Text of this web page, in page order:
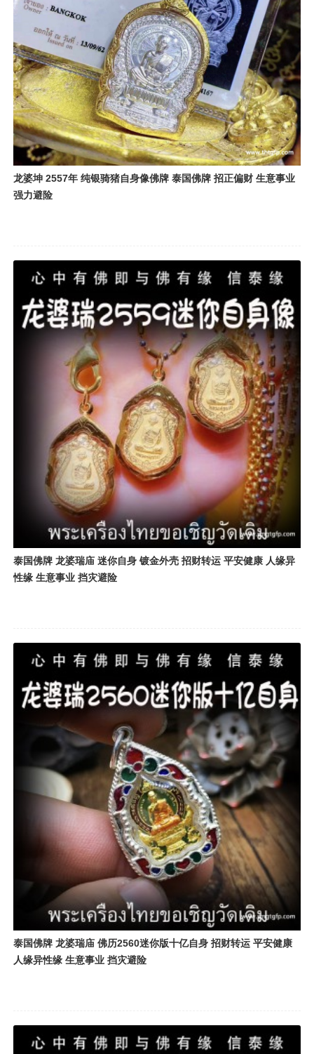
龙婆坤 2557年 纯银骑猪自身像佛牌 泰国佛牌 招正偏财 生意事业
强力避险
泰国佛牌 龙婆瑞庙 迷你自身 镀金外壳 招财转运 平安健康 人缘异
性缘 生意事业 挡灾避险
泰国佛牌 龙婆瑞庙 佛历2560迷你版十亿自身 招财转运 平安健康
人缘异性缘 生意事业 挡灾避险